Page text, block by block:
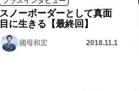
スノーボーダーとして真面
目に生きる【最終回】
國母和宏 2018.11.1